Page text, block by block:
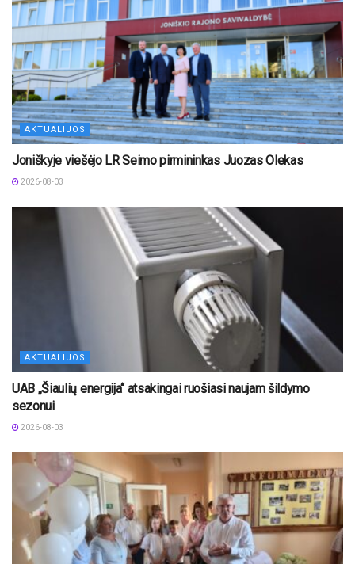
AKTUALIJOS
Joniškyje viešėjo LR Seimo pirmininkas Juozas Olekas
2026-08-03
AKTUALIJOS
UAB „Šiaulių energija“ atsakingai ruošiasi naujam šildymo
sezonui
2026-08-03